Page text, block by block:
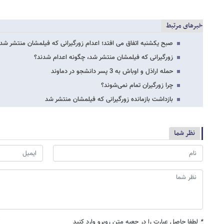
خبرهای مرتبط
صبح یکشنبه اتفاق می افتد؛ اعدام زورگیرانی که فیلمشان منتشر شد
زورگیرانی که فیلمشان منتشر شد، چگونه اعدام شدند؟
حمله اراذل و اوباش به 3 پسر دانشجو در دماوند
چرا زورگیران تمام نمی‌شوند؟
بازداشت بازمانده زورگیرانی که فیلمشان منتشر شد
نظر شما